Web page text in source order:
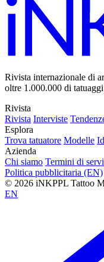
Rivista internazionale di
oltre 1.000.000 di
Rivista
Rivista Interviste
Esplora
Trova tatuatore Modelle
Azienda
Chi siamo Termini di
Politica pubblicitaria (EN)
© 2026 iNKPPL Tattoo
EN